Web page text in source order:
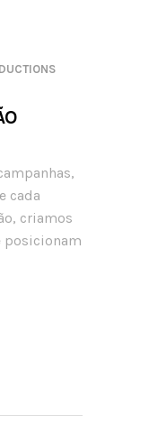
cada
criamos
posicionam